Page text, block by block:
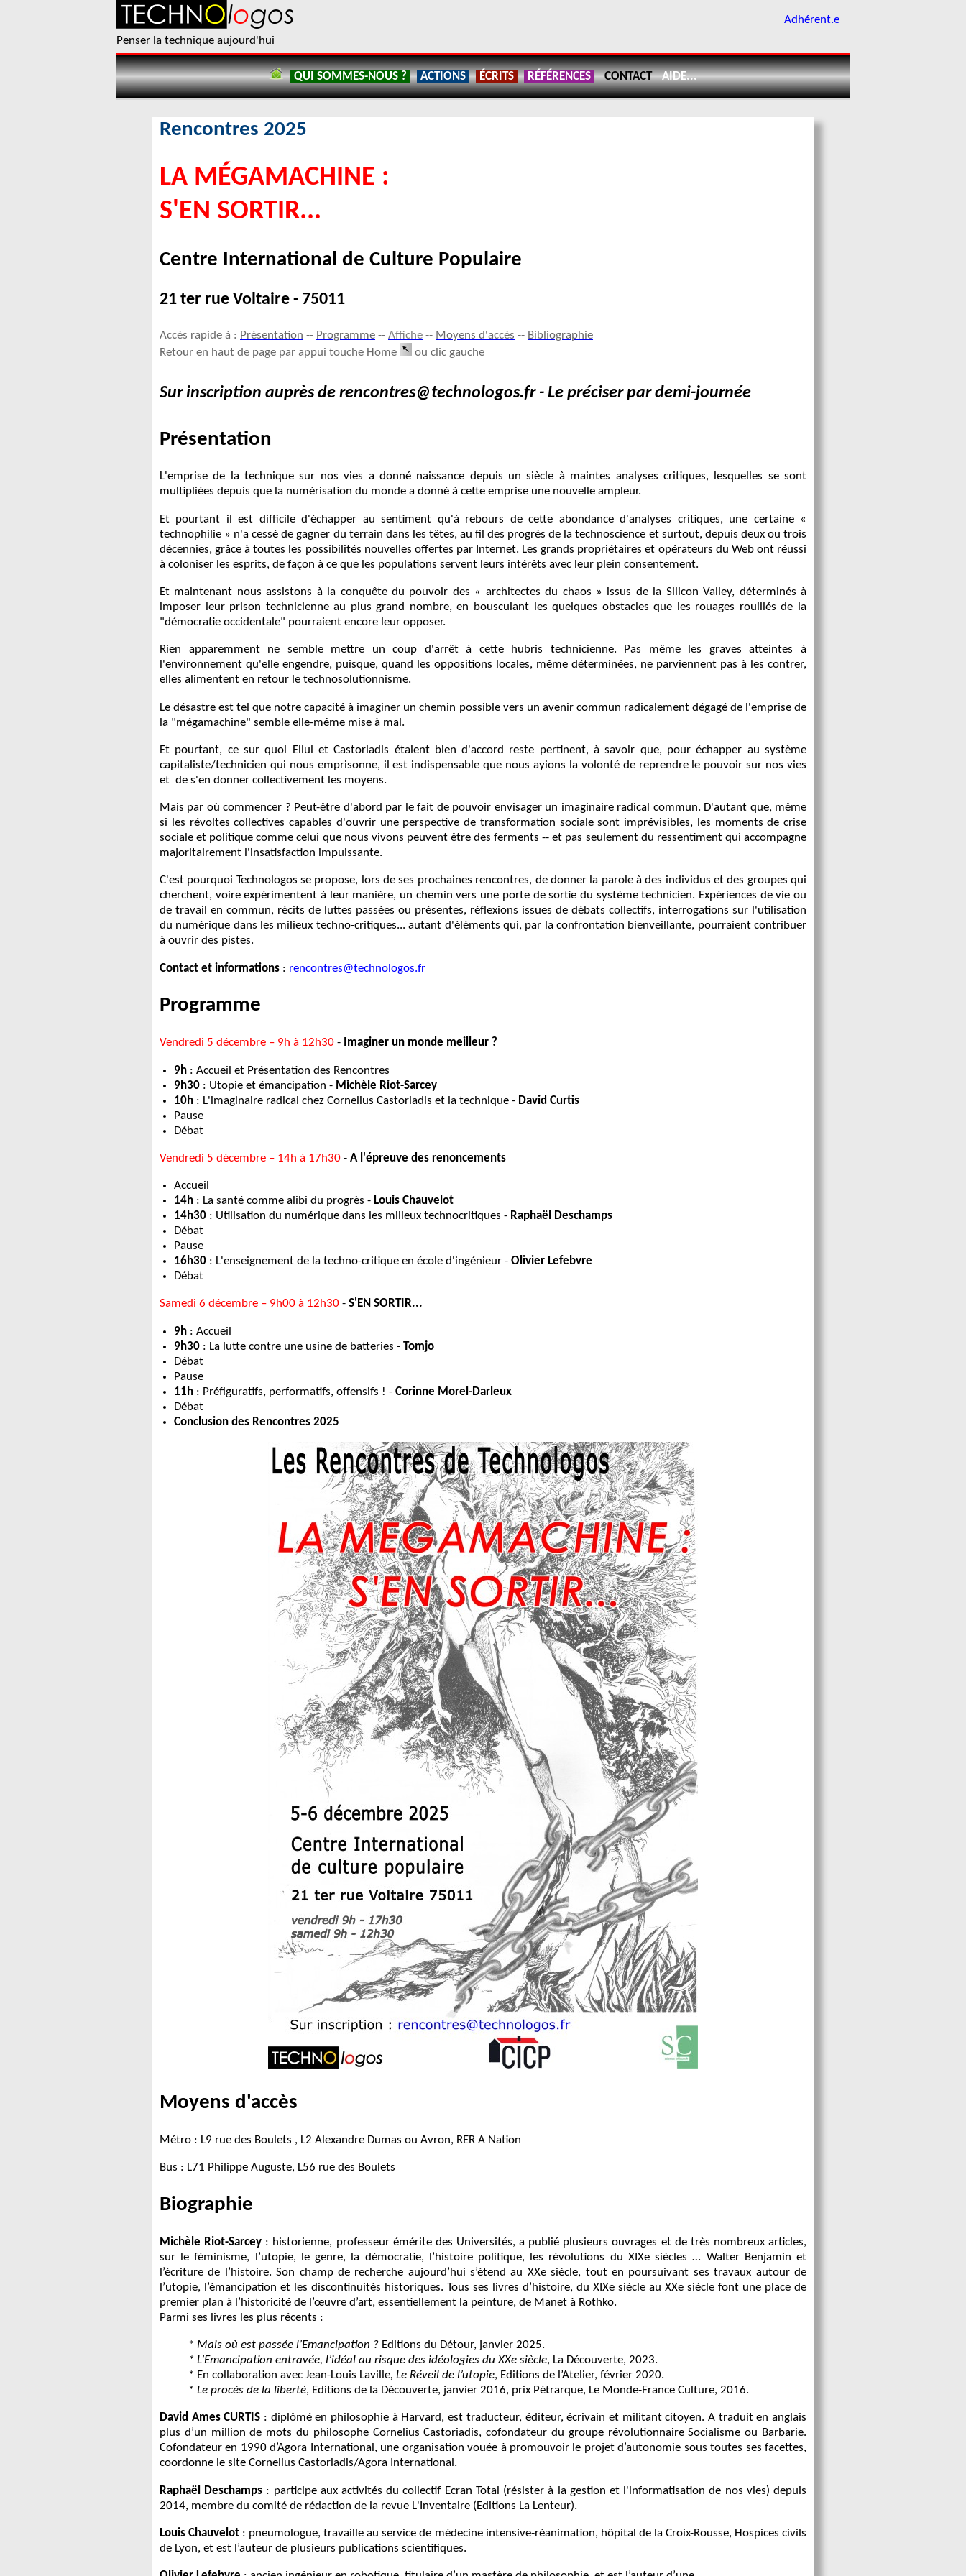
Penser la technique aujourd'hui
Adhérent.e
QUI SOMMES-NOUS ? ACTIONS ÉCRITS RÉFÉRENCES CONTACT AIDE...
Rencontres 2025
LA MÉGAMACHINE :
S'EN SORTIR...
Centre International de Culture Populaire
21 ter rue Voltaire - 75011
Accès rapide à : Présentation -- Programme -- Affiche -- Moyens d'accès -- Bibliographie
Retour en haut de page par appui touche Home
ou clic gauche
Sur inscription auprès de rencontres@technologos.fr - Le préciser par demi-journée
Présentation
L'emprise de la technique sur nos vies a donné naissance depuis un siècle à maintes analyses critiques, lesquelles se sont
multipliées depuis que la numérisation du monde a donné à cette emprise une nouvelle ampleur.
Et pourtant il est difficile d'échapper au sentiment qu'à rebours de cette abondance d'analyses critiques, une certaine «
technophilie » n'a cessé de gagner du terrain dans les têtes, au fil des progrès de la technoscience et surtout, depuis deux ou trois
décennies, grâce à toutes les possibilités nouvelles offertes par Internet. Les grands propriétaires et opérateurs du Web ont réussi
à coloniser les esprits, de façon à ce que les populations servent leurs intérêts avec leur plein consentement.
Et maintenant nous assistons à la conquête du pouvoir des « architectes du chaos » issus de la Silicon Valley, déterminés à
imposer leur prison technicienne au plus grand nombre, en bousculant les quelques obstacles que les rouages rouillés de la
"démocratie occidentale" pourraient encore leur opposer.
Rien apparemment ne semble mettre un coup d'arrêt à cette hubris technicienne. Pas même les graves atteintes à
l'environnement qu'elle engendre, puisque, quand les oppositions locales, même déterminées, ne parviennent pas à les contrer,
elles alimentent en retour le technosolutionnisme.
Le désastre est tel que notre capacité à imaginer un chemin possible vers un avenir commun radicalement dégagé de l'emprise de
la "mégamachine" semble elle-même mise à mal.
Et pourtant, ce sur quoi Ellul et Castoriadis étaient bien d'accord reste pertinent, à savoir que, pour échapper au système
capitaliste/technicien qui nous emprisonne, il est indispensable que nous ayions la volonté de reprendre le pouvoir sur nos vies
et de s'en donner collectivement les moyens.
Mais par où commencer ? Peut-être d'abord par le fait de pouvoir envisager un imaginaire radical commun. D'autant que, même
si les révoltes collectives capables d'ouvrir une perspective de transformation sociale sont imprévisibles, les moments de crise
sociale et politique comme celui que nous vivons peuvent être des ferments -- et pas seulement du ressentiment qui accompagne
majoritairement l'insatisfaction impuissante.
C'est pourquoi Technologos se propose, lors de ses prochaines rencontres, de donner la parole à des individus et des groupes qui
cherchent, voire expérimentent à leur manière, un chemin vers une porte de sortie du système technicien. Expériences de vie ou
de travail en commun, récits de luttes passées ou présentes, réflexions issues de débats collectifs, interrogations sur l'utilisation
du numérique dans les milieux techno-critiques... autant d'éléments qui, par la confrontation bienveillante, pourraient contribuer
à ouvrir des pistes.
Contact et informations : rencontres@technologos.fr
Programme
Vendredi 5 décembre – 9h à 12h30 - Imaginer un monde meilleur ?
9h : Accueil et Présentation des Rencontres
9h30 : Utopie et émancipation - Michèle Riot-Sarcey
10h : L'imaginaire radical chez Cornelius Castoriadis et la technique - David Curtis
Pause
Débat
Vendredi 5 décembre – 14h à 17h30 - A l'épreuve des renoncements
Accueil
14h : La santé comme alibi du progrès - Louis Chauvelot
14h30 : Utilisation du numérique dans les milieux technocritiques - Raphaël Deschamps
Débat
Pause
16h30 : L'enseignement de la techno-critique en école d'ingénieur - Olivier Lefebvre
Débat
Samedi 6 décembre – 9h00 à 12h30 - S'EN SORTIR...
9h : Accueil
9h30 : La lutte contre une usine de batteries - Tomjo
Débat
Pause
11h : Préfiguratifs, performatifs, offensifs ! - Corinne Morel-Darleux
Débat
Conclusion des Rencontres 2025
Moyens d'accès
Métro : L9 rue des Boulets , L2 Alexandre Dumas ou Avron, RER A Nation
Bus : L71 Philippe Auguste, L56 rue des Boulets
Biographie
Michèle Riot-Sarcey : historienne, professeur émérite des Universités, a publié plusieurs ouvrages et de très nombreux articles,
sur le féminisme, l’utopie, le genre, la démocratie, l’histoire politique, les révolutions du XIXe siècles … Walter Benjamin et
l’écriture de l’histoire. Son champ de recherche aujourd’hui s’étend au XXe siècle, tout en poursuivant ses travaux autour de
l’utopie, l’émancipation et les discontinuités historiques. Tous ses livres d’histoire, du XIXe siècle au XXe siècle font une place de
premier plan à l’historicité de l’œuvre d’art, essentiellement la peinture, de Manet à Rothko.
Parmi ses livres les plus récents :
* Mais où est passée l’Emancipation ? Editions du Détour, janvier 2025.
* L’Emancipation entravée, l’idéal au risque des idéologies du XXe siècle, La Découverte, 2023.
* En collaboration avec Jean-Louis Laville, Le Réveil de l’utopie, Editions de l’Atelier, février 2020.
* Le procès de la liberté, Editions de la Découverte, janvier 2016, prix Pétrarque, Le Monde-France Culture, 2016.
David Ames CURTIS : diplômé en philosophie à Harvard, est traducteur, éditeur, écrivain et militant citoyen. A traduit en anglais
plus d’un million de mots du philosophe Cornelius Castoriadis, cofondateur du groupe révolutionnaire Socialisme ou Barbarie.
Cofondateur en 1990 d’Agora International, une organisation vouée à promouvoir le projet d’autonomie sous toutes ses facettes,
coordonne le site Cornelius Castoriadis/Agora International.
Raphaël Deschamps : participe aux activités du collectif Ecran Total (résister à la gestion et l'informatisation de nos vies) depuis
2014, membre du comité de rédaction de la revue L'Inventaire (Editions La Lenteur).
Louis Chauvelot : pneumologue, travaille au service de médecine intensive-réanimation, hôpital de la Croix-Rousse, Hospices civils
de Lyon, et est l’auteur de plusieurs publications scientifiques.